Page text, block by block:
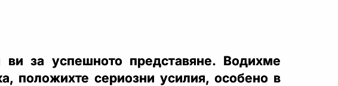
ви за успешното представяне. Водихме
положихте сериозни усилия, особено в